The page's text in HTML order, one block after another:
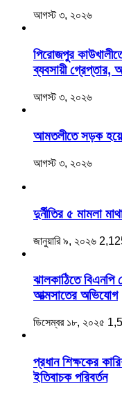
আগস্ট ৩, ২০২৬
‎পিরোজপুর
ব্যবসায়ী গ্রেপ্তার,
আগস্ট ৩, ২০২৬
আমতলীতে সড়ক
আগস্ট ৩, ২০২৬
দুর্নীতির ৫ মামলা
জানুয়ারি ৯, ২০২৬
ঝালকাঠিতে
আত্মসাতের অভিযোগ
ডিসেম্বর ১৮, ২০২৫
প্রধান শিক্ষকের
ইতিবাচক পরিবর্তন